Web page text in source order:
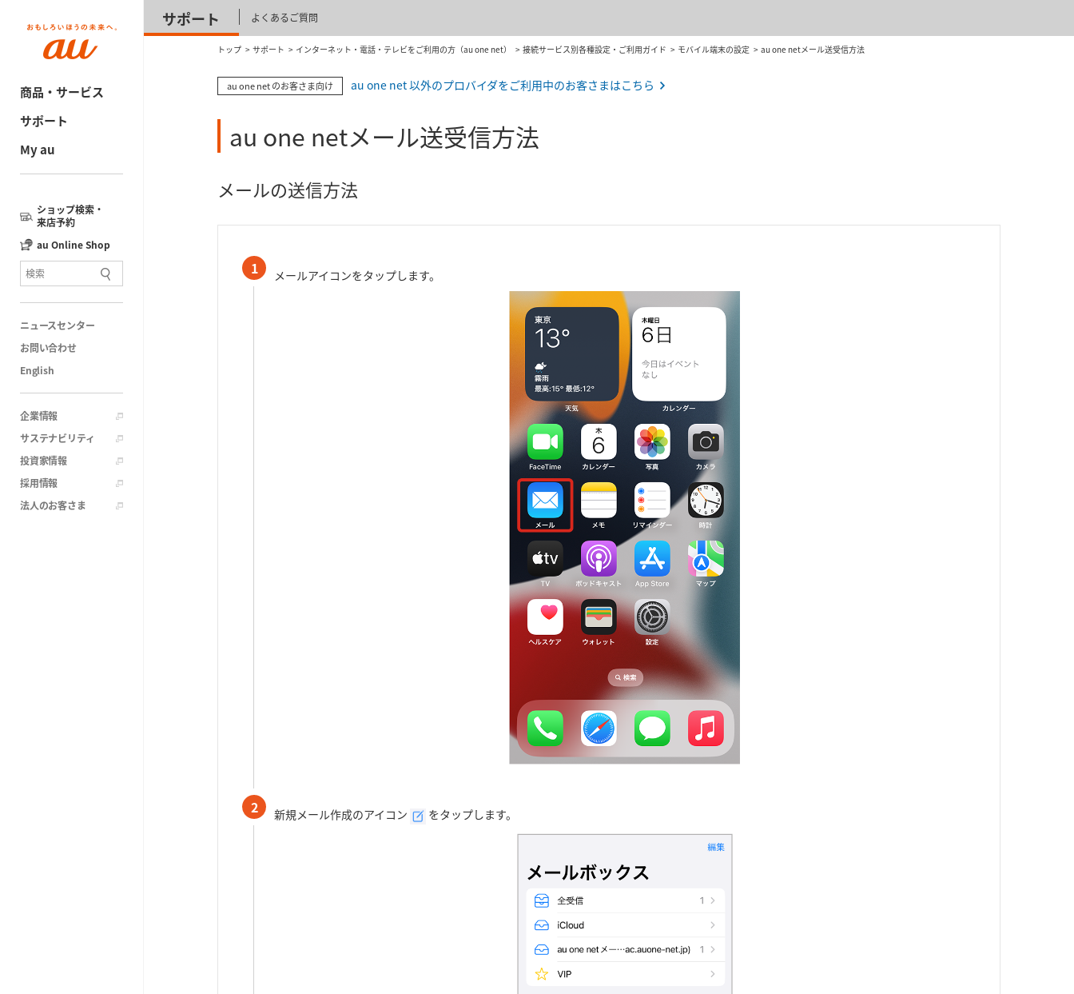
商品・サービス
サポート
My au
ショップ検索・
来店予約
au Online Shop
ニュースセンター
お問い合わせ
English
企業情報
サステナビリティ
投資家情報
採用情報
法人のお客さま
サポート よくあるご質問
トップ サポート インターネット・電話・テレビをご利用の方（au one net） 接続サービス別各種設定・ご利用ガイド モバイル端末の設定 au one netメール送受信方法
au one net のお客さま向け au one net 以外のプロバイダをご利用中のお客さまはこちら
au one netメール送受信方法
メールの送信方法
1 メールアイコンをタップします。
2 新規メール作成のアイコン をタップします。